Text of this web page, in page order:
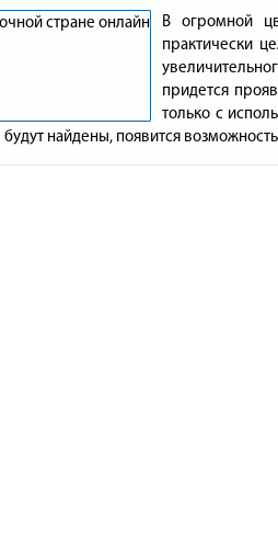
В огромной
практически
придется
только с
найдены, появится